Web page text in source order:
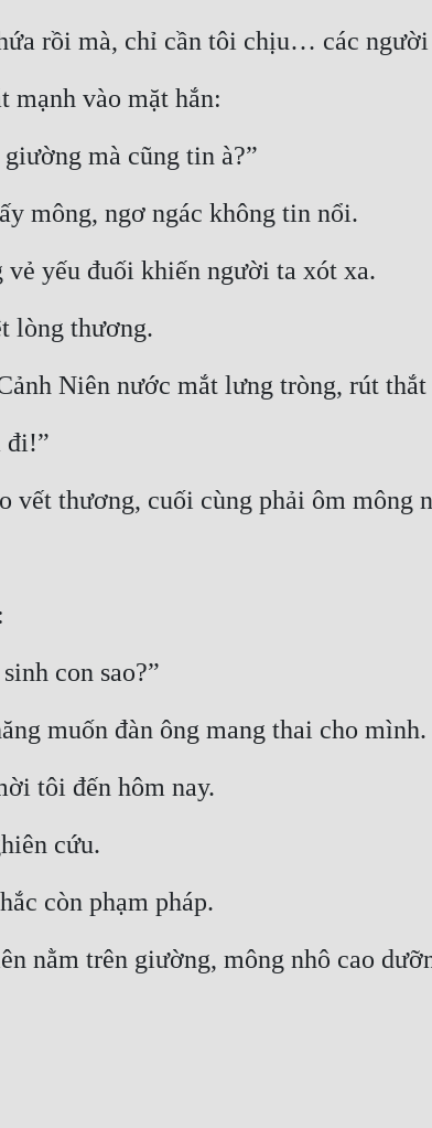
rồi mà, chỉ cần tôi chịu… các
mạnh vào mặt hắn:
mà cũng tin à?”
mông, ngơ ngác không tin nổi.
yếu đuối khiến người ta xót xa.
lòng thương.
Niên nước mắt lưng tròng, rút
đi!”
vết thương, cuối cùng phải ôm mông
con sao?”
muốn đàn ông mang thai cho mình.
tôi đến hôm nay.
cứu.
còn phạm pháp.
nằm trên giường, mông nhô cao